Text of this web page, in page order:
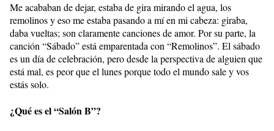
Me acababan de dejar, estaba de gira mirando el agua, los
remolinos y eso me estaba pasando a mí en mi cabeza: giraba,
daba vueltas; son claramente canciones de amor. Por su parte, la
canción “Sábado” está emparentada con “Remolinos”. El sábado
es un día de celebración, pero desde la perspectiva de alguien que
está mal, es peor que el lunes porque todo el mundo sale y vos
estás solo.
¿Qué es el “Salón B”?